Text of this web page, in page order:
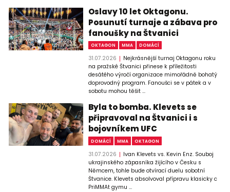
Oslavy 10 let Oktagonu.
Posunutí turnaje a zábava pro
fanoušky na Štvanici
OKTAGON MMA DOMÁCÍ
31.07.2026
Nejkrásnější turnaj Oktagonu roku
na pražské Štvanici přinese k příležitosti
desátého výročí organizace mimořádně bohatý
doprovodný program. Fanoušci se v pátek a v
sobotu mohou těšit ...
Byla to bomba. Klevets se
připravoval na Štvanici i s
bojovníkem UFC
DOMÁCÍ MMA OKTAGON
31.07.2026
Ivan Klevets vs. Kevin Enz. Souboj
ukrajinského zápasníka žijícího v Česku s
Němcem, tohle bude otvírací duelu sobotní
Štvanice. Klevets absolvoval přípravu klasicky c
PriMMAt gymu ...